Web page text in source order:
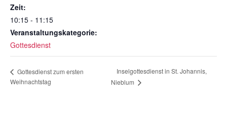
Zeit:
10:15 - 11:15
Veranstaltungskategorie:
Gottesdienst
Gottesdienst zum ersten
Weihnachtstag
Inselgottesdienst in St. Johannis,
Nieblum